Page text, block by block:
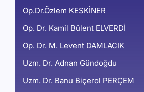
Op.Dr.Özlem KESKİNER
Op. Dr. Kamil Bülent ELVERDİ
Op. Dr. M. Levent DAMLACIK
Uzm. Dr. Adnan Gündoğdu
Uzm. Dr. Banu Biçerol PERÇEM